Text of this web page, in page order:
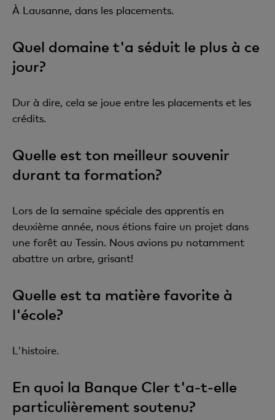
À Lausanne, dans les placements.
Quel domaine t'a séduit le plus à ce
jour?
Dur à dire, cela se joue entre les placements et les
crédits.
Quelle est ton meilleur souvenir
durant ta formation?
Lors de la semaine spéciale des apprentis en
deuxième année, nous étions faire un projet dans
une forêt au Tessin. Nous avions pu notamment
abattre un arbre, grisant!
Quelle est ta matière favorite à
l'école?
L'histoire.
En quoi la Banque Cler t'a-t-elle
particulièrement soutenu?